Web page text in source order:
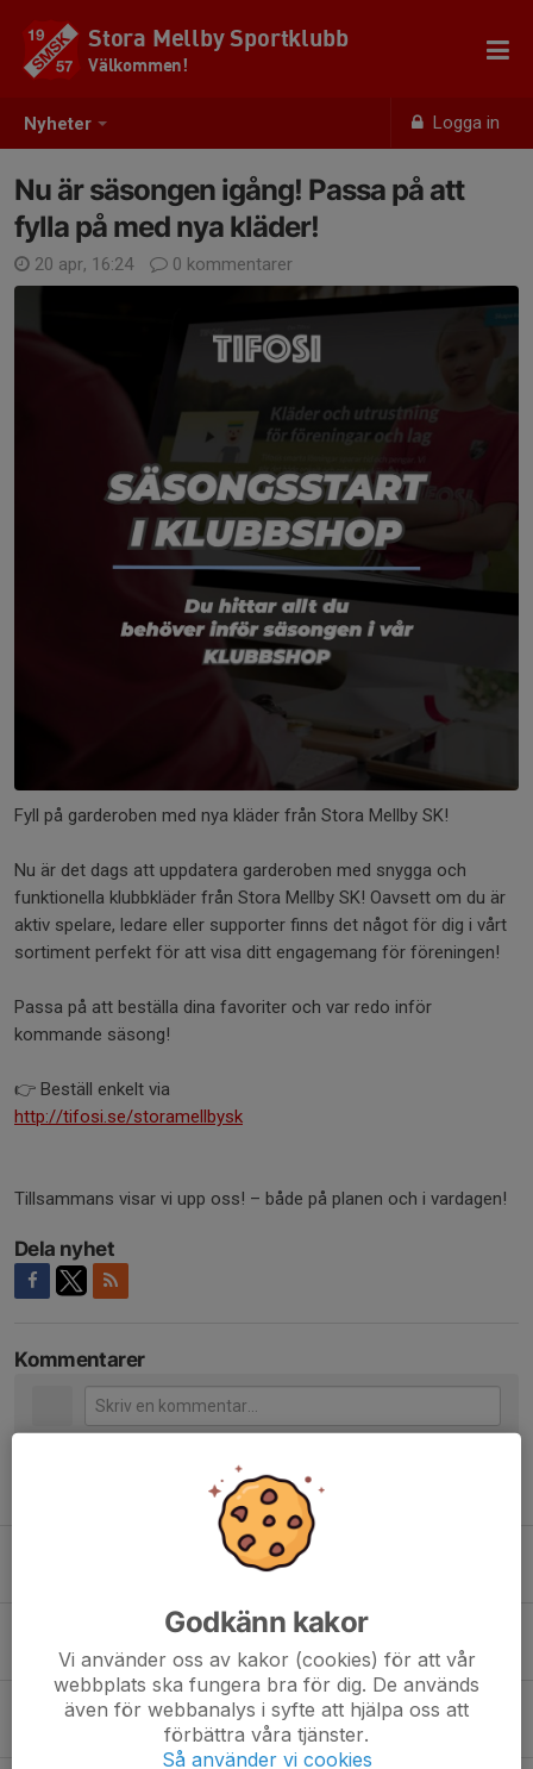
Nyheter Logga in
Stora Mellby Sportklubb
Välkommen!
Nu är säsongen igång! Passa på att
fylla på med nya kläder!
20 apr, 16:24 0 kommentarer
Fyll på garderoben med nya kläder från Stora Mellby SK!
Nu är det dags att uppdatera garderoben med snygga och
funktionella klubbkläder från Stora Mellby SK! Oavsett om du är
aktiv spelare, ledare eller supporter finns det något för dig i vårt
sortiment perfekt för att visa ditt engagemang för föreningen!
Passa på att beställa dina favoriter och var redo inför
kommande säsong!
👉 Beställ enkelt via
http://tifosi.se/storamellbysk
Tillsammans visar vi upp oss! – både på planen och i vardagen!
Dela nyhet
Kommentarer
Match inställd
25 jun, 18:00 0
Midsommarfirande på Brynet
20 jun, 13:55 0
Godkänn kakor
Vi använder oss av kakor (cookies) för att vår
webbplats ska fungera bra för dig. De används
även för webbanalys i syfte att hjälpa oss att
förbättra våra tjänster.
Så använder vi cookies